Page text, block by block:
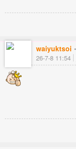
waiyuktsoi
26-7-8 11:54